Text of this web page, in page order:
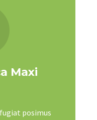
Maxi
posimus